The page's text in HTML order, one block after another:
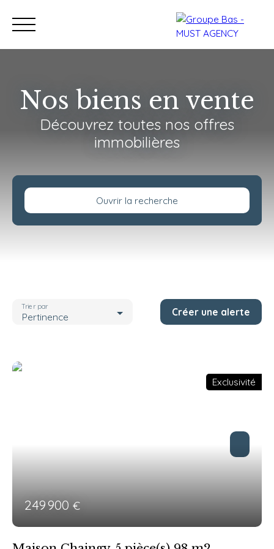
Acheter Vendre Programmes
Nos biens en vente
Découvrez toutes nos offres
immobilières
Ouvrir la recherche
Budget max (€)
Pertinence
Trier par Créer une alerte
Exclusivité
249 900 €